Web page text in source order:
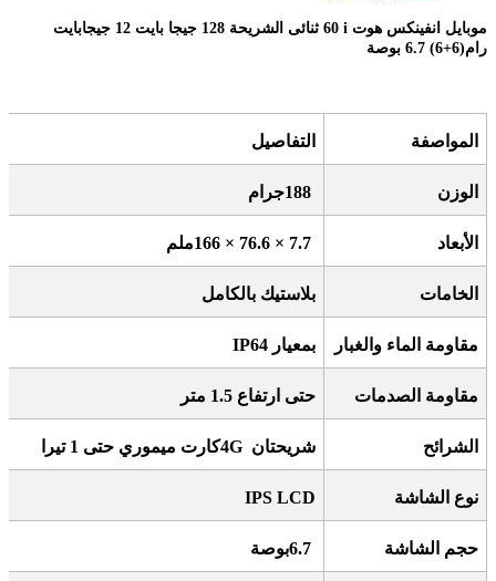
موبايل انفينكس هوت 60 i
ثنائى الشريحة 128 جيجا بايت 12 جيجابايت
رام(6+6) 6.7 بوصة
المواصفة التفاصيل
الوزن 188جرام
الأبعاد 166 × 76.6 × 7.7ملم
الخامات بلاستيك بالكامل
مقاومة الماء والغبار بمعيارIP64
مقاومة الصدمات حتى ارتفاع 1.5 متر
الشرائح شريحتان 4Gكارت ميموري حتى 1 تيرا
نوع الشاشة IPS LCD
حجم الشاشة 6.7بوصة